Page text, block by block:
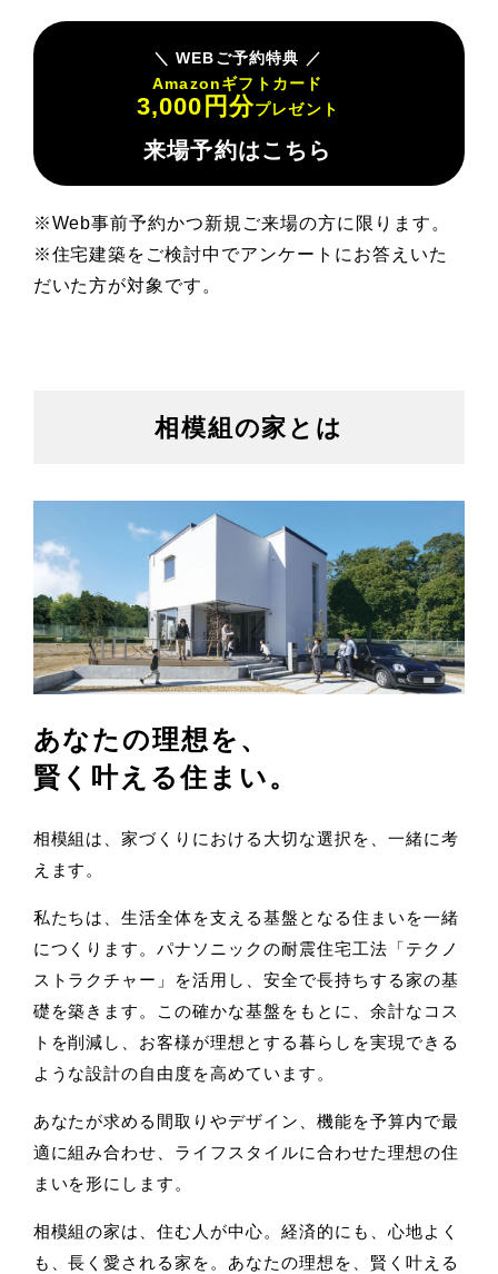
WEBご予約特典
Amazonギフトカード
3,000円分プレゼント
来場予約はこちら
※Web事前予約かつ新規ご来場の方に限ります。
※住宅建築をご検討中でアンケートにお答えいた
だいた方が対象です。
相模組の家とは
あなたの理想を、
賢く叶える住まい。
相模組は、家づくりにおける大切な選択を、一緒に考
えます。
私たちは、生活全体を支える基盤となる住まいを一緒
につくります。パナソニックの耐震住宅工法「テクノ
ストラクチャー」を活用し、安全で長持ちする家の基
礎を築きます。この確かな基盤をもとに、余計なコス
トを削減し、お客様が理想とする暮らしを実現できる
ような設計の自由度を高めています。
あなたが求める間取りやデザイン、機能を予算内で最
適に組み合わせ、ライフスタイルに合わせた理想の住
まいを形にします。
相模組の家は、住む人が中心。経済的にも、心地よく
も、長く愛される家を。 あなたの理想を、賢く叶える